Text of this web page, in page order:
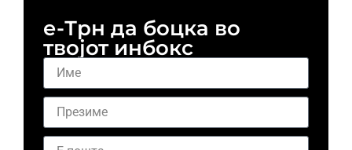
е-Трн да боцка во
твојот инбокс